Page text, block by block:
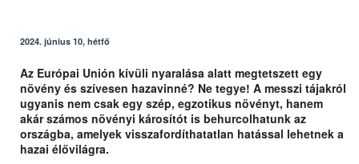
2024. június 10, hétfő
Az Európai Unión kívüli nyaralása alatt megtetszett egy
növény és szívesen hazavinné? Ne tegye! A messzi tájakról
ugyanis nem csak egy szép, egzotikus növényt, hanem
akár számos növényi károsítót is behurcolhatunk az
országba, amelyek visszafordíthatatlan hatással lehetnek a
hazai élővilágra.